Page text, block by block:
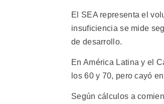
El SEA representa el
insuficiencia se mide
de desarrollo.
En América Latina y el
los 60 y 70, pero cayó
Según cálculos a